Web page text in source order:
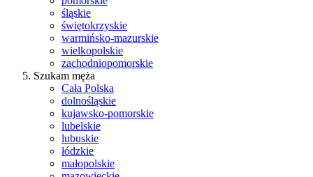
śląskie
świętokrzyskie
warmińsko-mazurskie
wielkopolskie
zachodniopomorskie
Szukam męża
Cała Polska
dolnośląskie
kujawsko-pomorskie
lubelskie
lubuskie
łódzkie
małopolskie